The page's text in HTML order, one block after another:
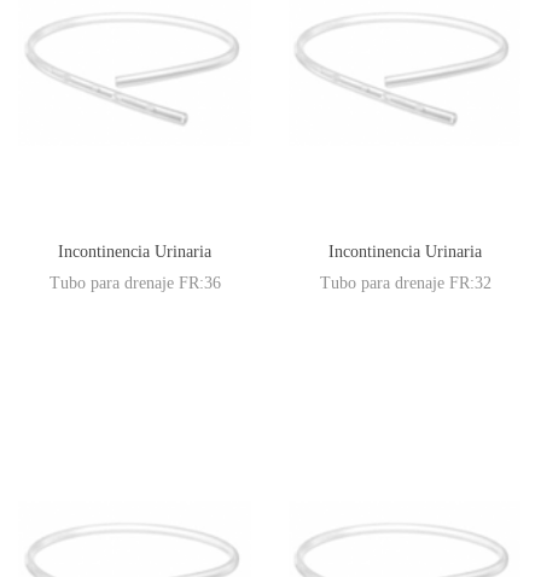
Incontinencia Urinaria
Tubo para drenaje FR:36
Incontinencia Urinaria
Tubo para drenaje FR:32